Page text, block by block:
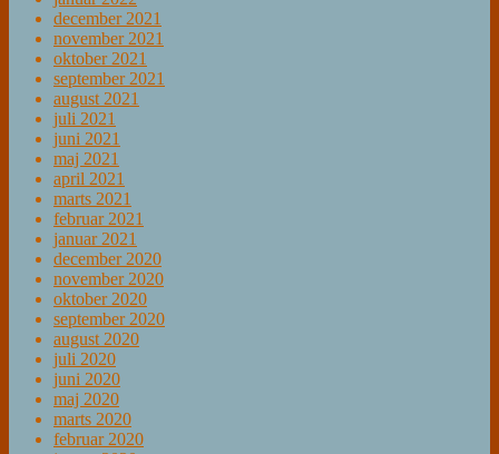
december 2021
november 2021
oktober 2021
september 2021
august 2021
juli 2021
juni 2021
maj 2021
april 2021
marts 2021
februar 2021
januar 2021
december 2020
november 2020
oktober 2020
september 2020
august 2020
juli 2020
juni 2020
maj 2020
marts 2020
februar 2020